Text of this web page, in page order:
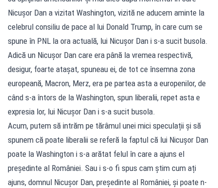
Nicușor Dan a vizitat Washington, vizită ne aducem aminte la
celebrul consiliu de pace al lui Donald Trump, în care cum se
spune în PNL la ora actuală, lui Nicușor Dan i s-a sucit busola.
Adică un Nicușor Dan care era până la vremea respectivă,
desigur, foarte atașat, spuneau ei, de tot ce însemna zona
europeană, Macron, Merz, era pe partea asta a europenilor, de
când s-a întors de la Washington, spun liberalii, repet asta e
expresia lor, lui Nicușor Dan i s-a sucit busola.
Acum, putem să intrăm pe tărâmul unei mici speculații și să
spunem că poate liberalii se referă la faptul că lui Nicușor Dan
poate la Washington i s-a arătat felul în care a ajuns el
președinte al României. Sau i s-o fi spus cam știm cum ați
ajuns, domnul Nicușor Dan, președinte al României, și poate n-